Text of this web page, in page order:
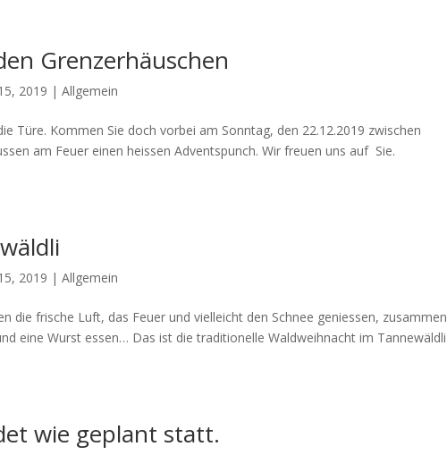
Grenzerhäuschen
2019 |Allgemein
Türe. Kommen Sie doch vorbei am Sonntag, den 22.12.2019 zwischen
am Feuer einen heissen Adventspunch. Wir freuen uns auf Sie.
2019 |Allgemein
die frische Luft, das Feuer und vielleicht den Schnee geniessen, zusammen
eine Wurst essen… Das ist die traditionelle Waldweihnacht im Tannewäldli
wie geplant statt.